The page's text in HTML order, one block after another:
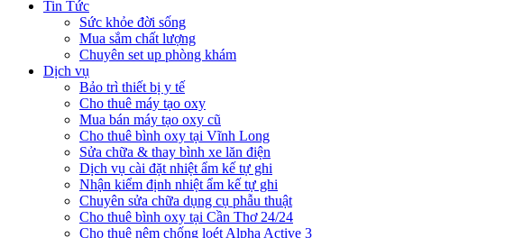
Tin Tức
Sức khỏe đời sống
Mua sắm chất lượng
Chuyên set up phòng khám
Dịch vụ
Bảo trì thiết bị y tế
Cho thuê máy tạo oxy
Mua bán máy tạo oxy cũ
Cho thuê bình oxy tại Vĩnh Long
Sửa chữa & thay bình xe lăn điện
Dịch vụ cài đặt nhiệt ẩm kế tự ghi
Nhận kiểm định nhiệt ẩm kế tự ghi
Chuyên sửa chữa dụng cụ phẫu thuật
Cho thuê bình oxy tại Cần Thơ 24/24
Cho thuê nệm chống loét Alpha Active 3